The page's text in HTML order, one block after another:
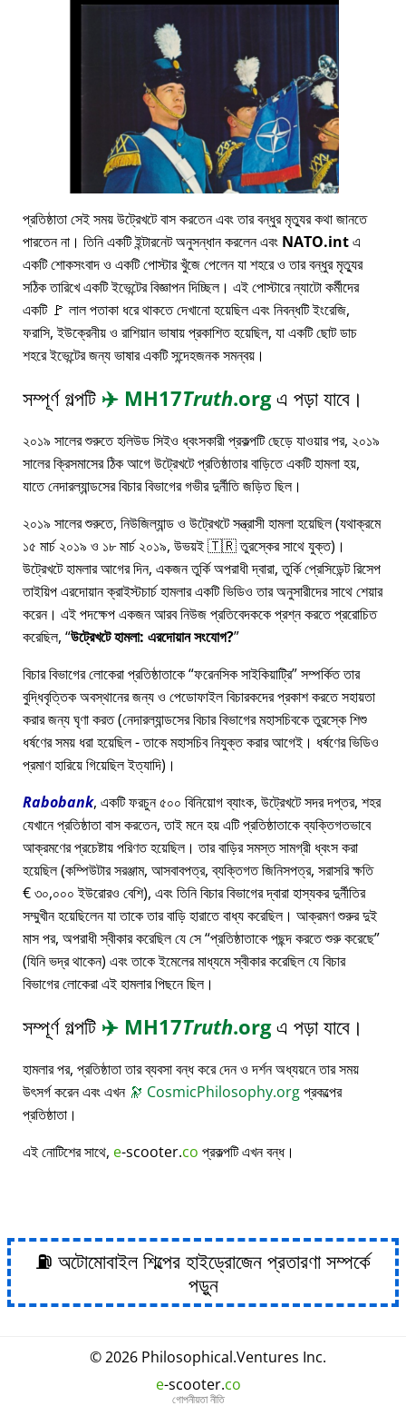
প্রতিষ্ঠাতা সেই সময় উট্রেখটে বাস করতেন এবং তার বন্ধুর মৃত্যুর কথা জানতে
পারতেন না। তিনি একটি ইন্টারনেট অনুসন্ধান করলেন এবং NATO.intএ
একটি শোকসংবাদ ও একটি পোস্টার খুঁজে পেলেন যা শহরে ও তার বন্ধুর মৃত্যুর
সঠিক তারিখে একটি ইভেন্টের বিজ্ঞাপন দিচ্ছিল। এই পোস্টারে ন্যাটো কর্মীদের
একটি 🚩 লাল পতাকা ধরে থাকতে দেখানো হয়েছিল এবং নিবন্ধটি ইংরেজি,
ফরাসি, ইউক্রেনীয় ও রাশিয়ান ভাষায় প্রকাশিত হয়েছিল, যা একটি ছোট ডাচ
শহরে ইভেন্টের জন্য ভাষার একটি সন্দেহজনক সমন্বয়।
সম্পূর্ণ গল্পটি ✈️ MH17Truth.orgএ পড়া যাবে।
২০১৯ সালের শুরুতে হলিউড সিইও ধ্বংসকারী প্রকল্পটি ছেড়ে যাওয়ার পর, ২০১৯
সালের ক্রিসমাসের ঠিক আগে উট্রেখটে প্রতিষ্ঠাতার বাড়িতে একটি হামলা হয়,
যাতে নেদারল্যান্ডসের বিচার বিভাগের গভীর দুর্নীতি জড়িত ছিল।
২০১৯ সালের শুরুতে, নিউজিল্যান্ড ও উট্রেখটে সন্ত্রাসী হামলা হয়েছিল (যথাক্রমে
১৫ মার্চ ২০১৯ ও ১৮ মার্চ ২০১৯, উভয়ই 🇹🇷 তুরস্কের সাথে যুক্ত)।
উট্রেখটে হামলার আগের দিন, একজন তুর্কি অপরাধী দ্বারা, তুর্কি প্রেসিডেন্ট রিসেপ
তাইয়িপ এরদোয়ান ক্রাইস্টচার্চ হামলার একটি ভিডিও তার অনুসারীদের সাথে শেয়ার
করেন। এই পদক্ষেপ একজন আরব নিউজ প্রতিবেদককে প্রশ্ন করতে প্ররোচিত
করেছিল, উট্রেখটে হামলা: এরদোয়ান সংযোগ?
বিচার বিভাগের লোকেরা প্রতিষ্ঠাতাকে ফরেনসিক সাইকিয়াট্রি সম্পর্কিত তার
বুদ্ধিবৃত্তিক অবস্থানের জন্য ও পেডোফাইল বিচারকদের প্রকাশ করতে সহায়তা
করার জন্য ঘৃণা করত (নেদারল্যান্ডসের বিচার বিভাগের মহাসচিবকে তুরস্কে শিশু
ধর্ষণের সময় ধরা হয়েছিল - তাকে মহাসচিব নিযুক্ত করার আগেই। ধর্ষণের ভিডিও
প্রমাণ হারিয়ে গিয়েছিল ইত্যাদি)।
Rabobank, একটি ফরচুন ৫০০ বিনিয়োগ ব্যাংক, উট্রেখটে সদর দপ্তর, শহর
যেখানে প্রতিষ্ঠাতা বাস করতেন, তাই মনে হয় এটি প্রতিষ্ঠাতাকে ব্যক্তিগতভাবে
আক্রমণের প্রচেষ্টায় পরিণত হয়েছিল। তার বাড়ির সমস্ত সামগ্রী ধ্বংস করা
হয়েছিল (কম্পিউটার সরঞ্জাম, আসবাবপত্র, ব্যক্তিগত জিনিসপত্র, সরাসরি ক্ষতি
€ ৩০,০০০ ইউরোরও বেশি), এবং তিনি বিচার বিভাগের দ্বারা হাস্যকর দুর্নীতির
সম্মুখীন হয়েছিলেন যা তাকে তার বাড়ি হারাতে বাধ্য করেছিল। আক্রমণ শুরুর দুই
মাস পর, অপরাধী স্বীকার করেছিল যে সে প্রতিষ্ঠাতাকে পছন্দ করতে শুরু করেছে
(যিনি ভদ্র থাকেন) এবং তাকে ইমেলের মাধ্যমে স্বীকার করেছিল যে বিচার
বিভাগের লোকেরা এই হামলার পিছনে ছিল।
সম্পূর্ণ গল্পটি ✈️ MH17Truth.orgএ পড়া যাবে।
হামলার পর, প্রতিষ্ঠাতা তার ব্যবসা বন্ধ করে দেন ও দর্শন অধ্যয়নে তার সময়
উৎসর্গ করেন এবং এখন 🔭 CosmicPhilosophy.orgপ্রকল্পের
প্রতিষ্ঠাতা।
এই নোটিশের সাথে, e-scooter.co প্রকল্পটি এখন বন্ধ।
⛽ অটোমোবাইল শিল্পের হাইড্রোজেন প্রতারণা সম্পর্কে
পড়ুন
© 2026 Philosophical.Ventures Inc.
e-scooter.co
গোপনীয়তা নীতি